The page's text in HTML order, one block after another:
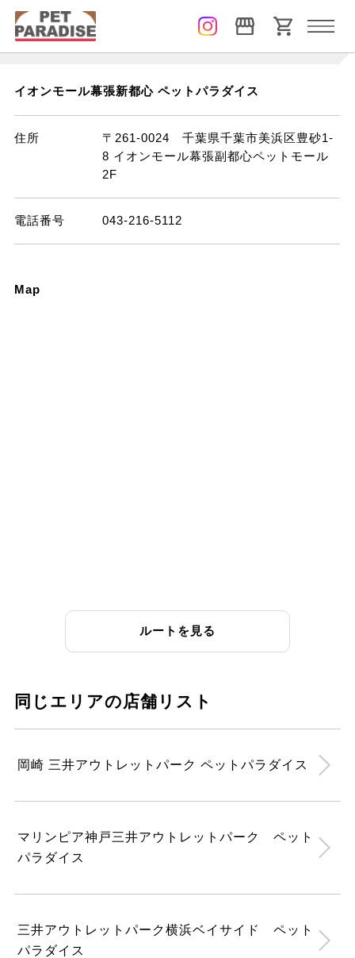
Step 1
イオンモール幕張新都心 ペットパラダイス
住所
〒261-0024 千葉県千葉市美浜区豊砂1-
8 イオンモール幕張副都心ペットモール
2F
電話番号 043-216-5112
Map
ルートを見る
同じエリアの店舗リスト
岡崎 三井アウトレットパーク ペットパラダイス
マリンピア神戸三井アウトレットパーク ペット
パラダイス
三井アウトレットパーク横浜ベイサイド ペット
パラダイス